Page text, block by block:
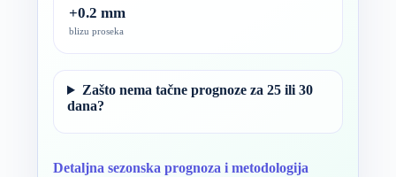
+0.2 mm
blizu proseka
Zašto nema tačne prognoze za 25 ili 30
dana?
Detaljna sezonska prognoza i metodologija